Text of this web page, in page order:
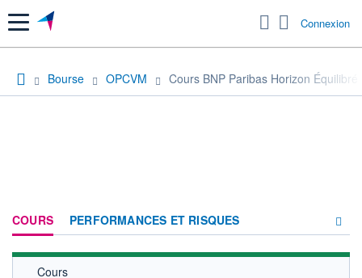
Menu Connexion
Bourse OPCVM Cours BNP Paribas Horizon Équilibré
COURS PERFORMANCES ET RISQUES
Cours